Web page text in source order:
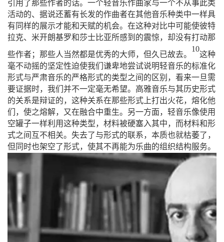
引用了那些作者的话。一个轻音乐作曲家与一个不从事此类
活动的、据说还蓄有长发的作曲者在其他音乐种类中一样具
有同样的展示才能和天赋的机会。在这种对比中可能使彼特
拉克、米开朗基罗和莎士比亚所感到的震惊，却没有打动那
些作者；那些人当然都是优秀的大师，但久已故去。
10
这种
毫不动摇的坚定性迫使我们谦卑地尝试说明轻音乐的标准化
形式与严肃音乐的严格形式的类型之间的区别，看来一旦需
要证据时，我们并不一定毫无希望。高雅音乐与其历史形式
的关系是辩证的，这种关系在那些形式上打出火花，熔化他
们，使之熔解，又在融合中重生。另一方面，轻音乐像使用
空罐子一样利用这种类型，材料被硬塞入其中，而材料和形
式之间互不相关。失去了与形式的联系，本质也就枯萎了，
但同时也架空了形式，使其不再能为乐曲的组织结构服务。